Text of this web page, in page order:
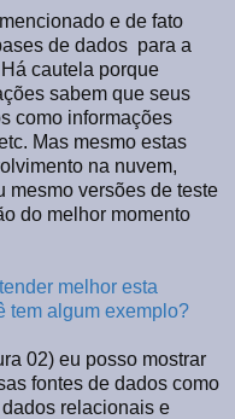
e de fato
de dados para a
cautela porque
sabem que seus
como informações
Mas mesmo estas
na nuvem,
mesmo versões de teste
do melhor momento
melhor esta
tem algum exemplo?
02) eu posso mostrar
fontes de dados como
relacionais e